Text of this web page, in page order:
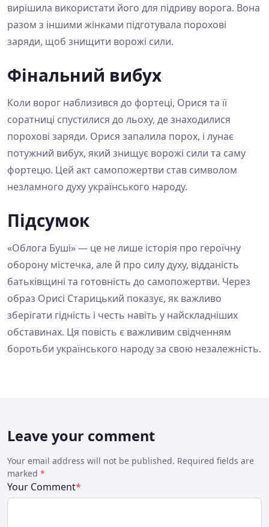
вирішила використати його для підриву ворога. Вона
разом з іншими жінками підготувала порохові
заряди, щоб знищити ворожі сили.
Фінальний вибух
Коли ворог наблизився до фортеці, Орися та її
соратниці спустилися до льоху, де знаходилися
порохові заряди. Орися запалила порох, і лунає
потужний вибух, який знищує ворожі сили та саму
фортецю. Цей акт самопожертви став символом
незламного духу українського народу.
Підсумок
«Облога Буші» — це не лише історія про героїчну
оборону містечка, але й про силу духу, відданість
батьківщині та готовність до самопожертви. Через
образ Орисі Старицький показує, як важливо
зберігати гідність і честь навіть у найскладніших
обставинах. Ця повість є важливим свідченням
боротьби українського народу за свою незалежність.
Leave your comment
Your email address will not be published. Required fields are
marked *
Your Comment*